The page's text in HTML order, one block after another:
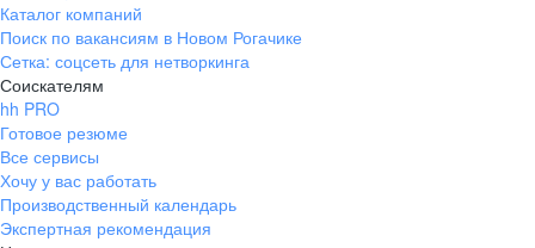
Каталог компаний
Поиск по вакансиям в Новом Рогачике
Сетка: соцсеть для нетворкинга
Соискателям
hh PRO
Готовое резюме
Все сервисы
Хочу у вас работать
Производственный календарь
Экспертная рекомендация